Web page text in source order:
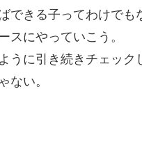
できる子ってわけでも
スにやっていこう。
うに引き続きチェック
ない。